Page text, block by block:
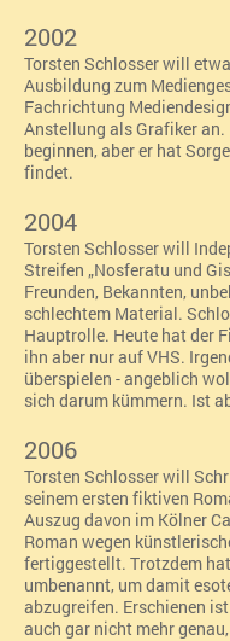
2002
Torsten Schlosser will
Ausbildung zum
Fachrichtung
Anstellung als Grafiker an.
beginnen, aber er hat
findet.
2004
Torsten Schlosser will
Streifen „Nosferatu und
Freunden, Bekannten,
schlechtem Material.
Hauptrolle. Heute hat der
ihn aber nur auf VHS.
überspielen - angeblich
sich darum kümmern. Ist
2006
Torsten Schlosser will
seinem ersten fiktiven
Auszug davon im Kölner
Roman wegen
fertiggestellt. Trotzdem
umbenannt, um damit
abzugreifen. Erschienen
auch gar nicht mehr